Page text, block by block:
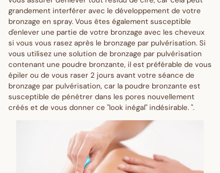
grandement interférer avec le développement de votre
bronzage en spray. Vous êtes également susceptible
d'enlever une partie de votre bronzage avec les cheveux
si vous vous rasez après le bronzage par pulvérisation. Si
vous utilisez une solution de bronzage par pulvérisation
contenant une poudre bronzante, il est préférable de vous
épiler ou de vous raser 2 jours avant votre séance de
bronzage par pulvérisation, car la poudre bronzante est
susceptible de pénétrer dans les pores nouvellement
créés et de vous donner ce "look inégal" indésirable. ".